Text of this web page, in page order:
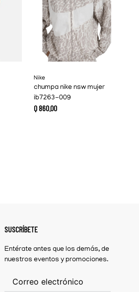
Nike
chumpa nike nsw mujer
ib7263-009
Q86000
SUSCRÍBETE
Entérate antes que los demás, de
nuestros eventos y promociones.